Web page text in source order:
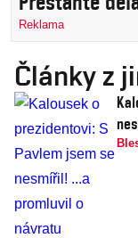
Reklama
Články z